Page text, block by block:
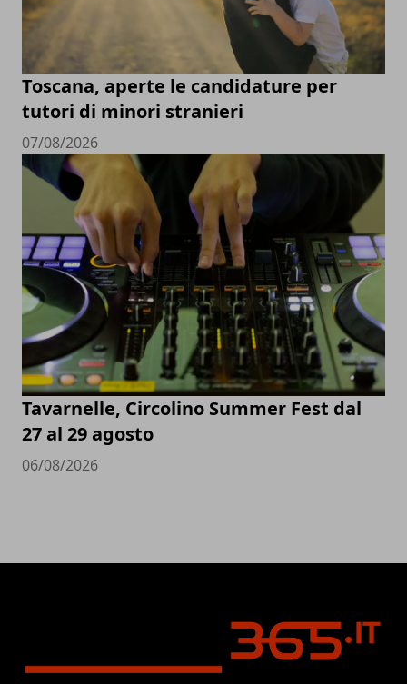
Toscana, aperte le candidature per
tutori di minori stranieri
07/08/2026
Tavarnelle, Circolino Summer Fest dal
27 al 29 agosto
06/08/2026